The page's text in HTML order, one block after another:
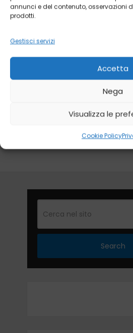
annunci e del contenuto, osservazioni
prodotti.
Gestisci servizi
Accetta
Nega
Visualizza le
Cookie Policy
Search